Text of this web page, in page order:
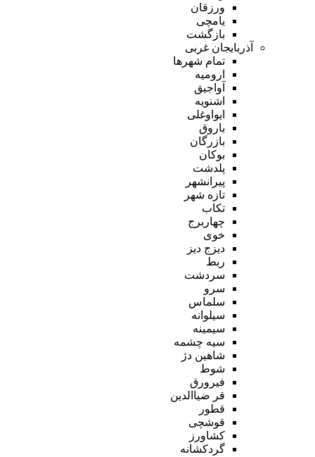
ورزقان
یامچی
بازگشت
آذربایجان غربی
تمام شهر‌ها
ارومیه
آواجیق
اشنویه
ایواوغلی
باروق
بازرگان
بوکان
پلدشت
پیرانشهر
تازه شهر
تکاب
چهاربرج
خوی
دیزج دیز
ربط
سردشت
سرو
سلماس
سیلوانه
سیمینه
سیه چشمه
شاهین دژ
شوط
فیرورق
قر ضیاالدین
قطور
قوشچی
کشاورز
گردکشانه